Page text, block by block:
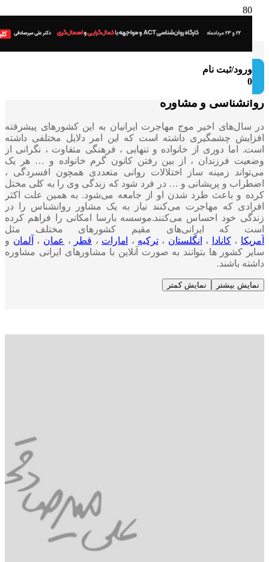
ورود/ثبت نام
و مشاوره
اخیر موج مهاجرت ایرانیان به این کشورهای پیشرفته
چشمگیری داشته است که این امر دلایل مختلفی داشته
اما دوری از خانواده و تنهایی ، فرهنگی متفاوت ، نگرانی از
فرزندان ، از بین رفتن کانون گرم خانواده و … هر یک
زمینه ساز اختلالات روانی متعددی همچون افسردگی ،
و پریشانی و … در فرد شود که زندگی وی را به کلی مختل
و باعث طرد شدن او از جامعه می‌شود. به همین علت اکثر
که مهاجرت می‌کنند نیاز به یک مشاور روانشناس را در
خود احساس می‌کنند.موسسه بارسا امکانی را فراهم کرده
که ایرانی‌های مقیم کشورهای مختلف مثل
،کانادا،انگلستان،ترکیه،امارات،قطر،عمان،آلمانو
کشور ها بتوانند به صورت آنلاین با مشاورهای ایرانی مشاوره
باشند.
بیشتر نمایش کمتر